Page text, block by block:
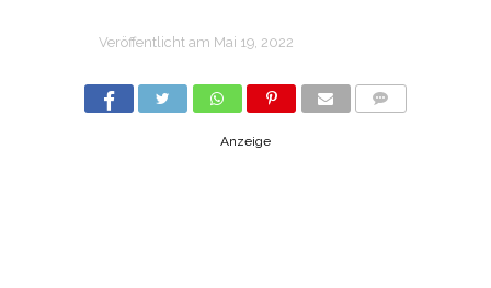
Veröffentlicht am Mai 19, 2022
Anzeige